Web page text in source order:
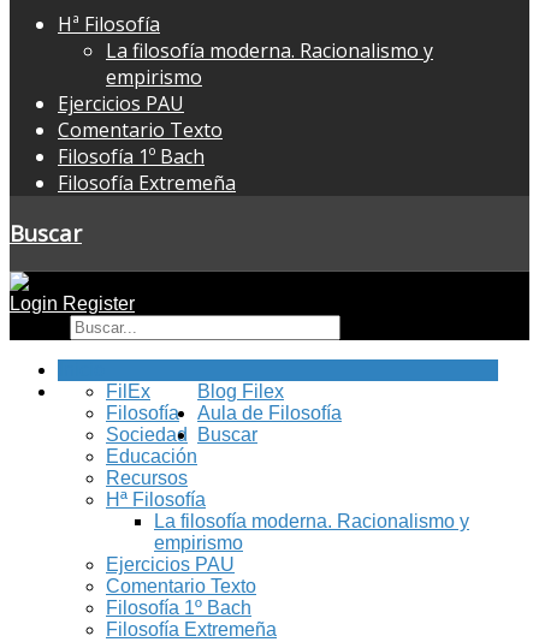
Hª Filosofía
La filosofía moderna. Racionalismo y
empirismo
Ejercicios PAU
Comentario Texto
Filosofía 1º Bach
Filosofía Extremeña
Buscar
Login Register
Blog Filex
FilEx
Filosofía
Sociedad
Educación
Recursos
Aula de Filosofía
Hª Filosofía
La filosofía moderna. Racionalismo y
empirismo
Ejercicios PAU
Comentario Texto
Filosofía 1º Bach
Filosofía Extremeña
Buscar